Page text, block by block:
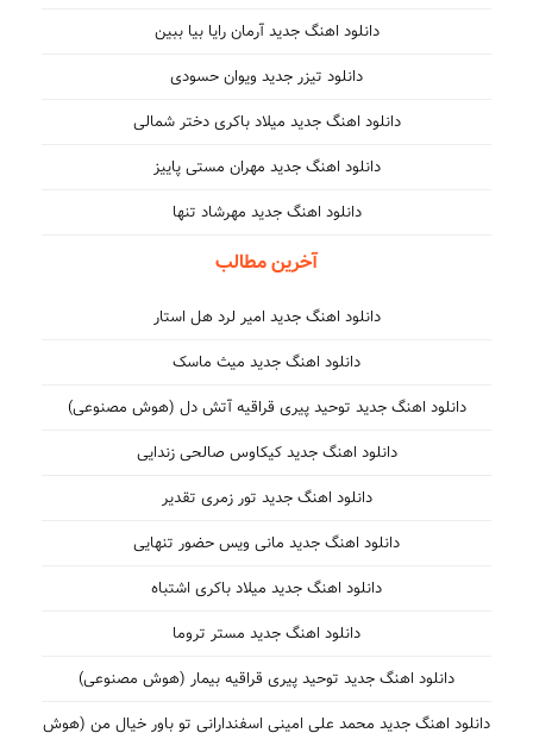
دانلود اهنگ جدید آرمان رایا بیا ببین
دانلود تیزر جدید ویوان حسودی
دانلود اهنگ جدید میلاد باکری دختر شمالی
دانلود اهنگ جدید مهران مستی پاییز
دانلود اهنگ جدید مهرشاد تنها
آخرین مطالب
دانلود اهنگ جدید امیر لرد هل استار
دانلود اهنگ جدید میث ماسک
دانلود اهنگ جدید توحید پیری قراقیه آتش دل (هوش مصنوعی)
دانلود اهنگ جدید کیکاوس صالحی زندایی
دانلود اهنگ جدید تور زمری تقدیر
دانلود اهنگ جدید مانی ویس حضور تنهایی
دانلود اهنگ جدید میلاد باکری اشتباه
دانلود اهنگ جدید مستر تروما
دانلود اهنگ جدید توحید پیری قراقیه بیمار (هوش مصنوعی)
دانلود اهنگ جدید محمد علی امینی اسفندارانی تو باور خیال من (هوش